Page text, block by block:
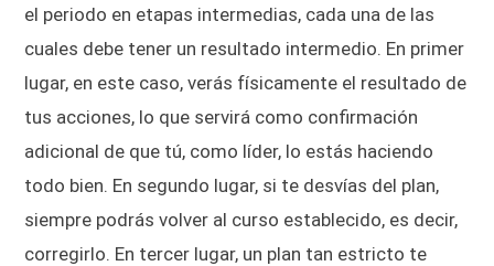
el periodo en etapas intermedias, cada una de las
cuales debe tener un resultado intermedio. En primer
lugar, en este caso, verás físicamente el resultado de
tus acciones, lo que servirá como confirmación
adicional de que tú, como líder, lo estás haciendo
todo bien. En segundo lugar, si te desvías del plan,
siempre podrás volver al curso establecido, es decir,
corregirlo. En tercer lugar, un plan tan estricto te